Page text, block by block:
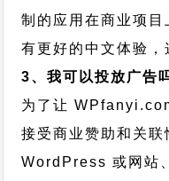
制的应用在商业项
有更好的中文体验，
3、我可以投放广告
为了让
接受商业赞助和关
WordPress 或网站